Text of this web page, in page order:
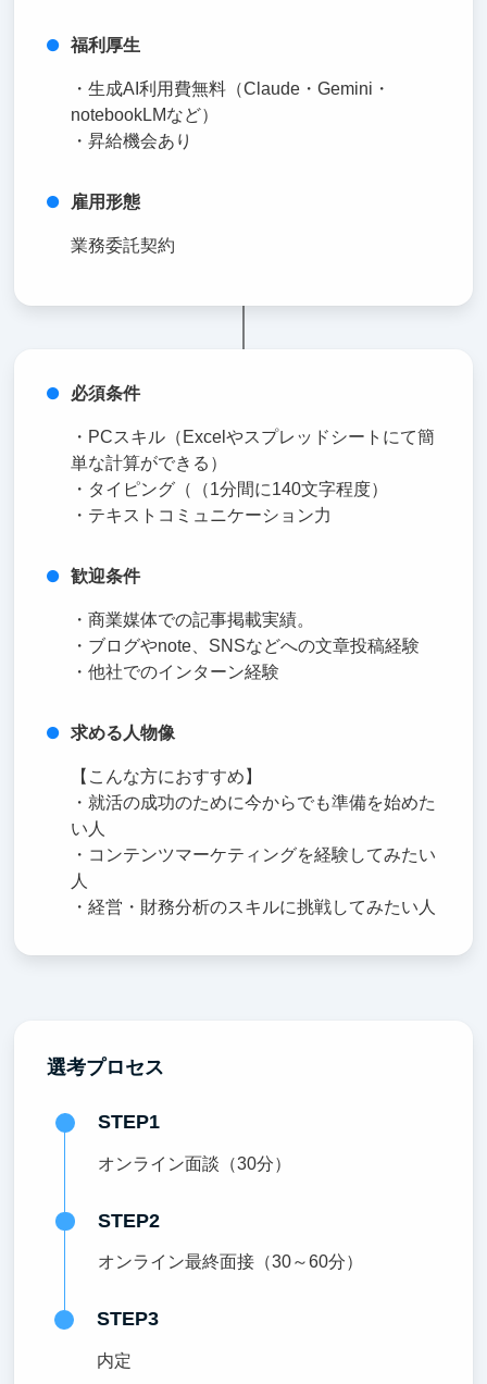
福利厚生
・生成AI利用費無料（Claude・Gemini・
notebookLMなど）
・昇給機会あり
雇用形態
業務委託契約
必須条件
・PCスキル（Excelやスプレッドシートにて簡
単な計算ができる）
・タイピング（（1分間に140文字程度）
・テキストコミュニケーション力
歓迎条件
・商業媒体での記事掲載実績。
・ブログやnote、SNSなどへの文章投稿経験
・他社でのインターン経験
求める人物像
【こんな方におすすめ】
・就活の成功のために今からでも準備を始めた
い人
・コンテンツマーケティングを経験してみたい
人
・経営・財務分析のスキルに挑戦してみたい人
選考プロセス
STEP1
オンライン面談（30分）
STEP2
オンライン最終面接（30～60分）
STEP3
内定